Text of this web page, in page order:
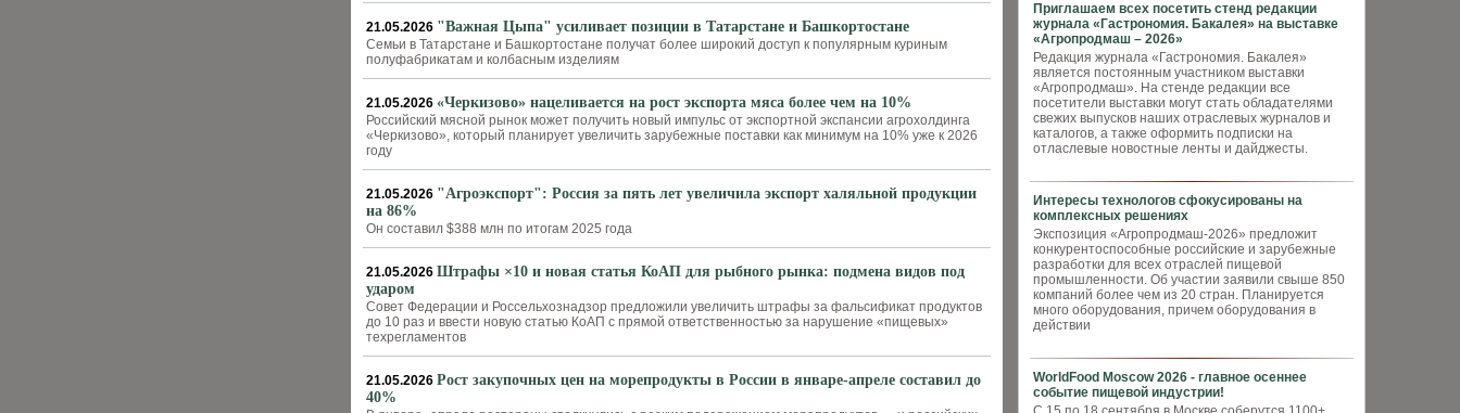
Приглашаем всех посетить стенд редакции
журнала «Гастрономия. Бакалея» на выставке
«Агропродмаш – 2026»
Редакция журнала «Гастрономия. Бакалея»
является постоянным участником выставки
«Агропродмаш». На стенде редакции все
посетители выставки могут стать обладателями
свежих выпусков наших отраслевых журналов и
каталогов, а также оформить подписки на
отласлевые новостные ленты и дайджесты.
Интересы технологов сфокусированы на
комплексных решениях
Экспозиция «Агропродмаш-2026» предложит
конкурентоспособные российские и зарубежные
разработки для всех отраслей пищевой
промышленности. Об участии заявили свыше 850
компаний более чем из 20 стран. Планируется
много оборудования, причем оборудования в
действии
WorldFood Moscow 2026 - главное осеннее
событие пищевой индустрии!
21.05.2026 "Важная Цыпа" усиливает позиции в Татарстане и Башкортостане
Семьи в Татарстане и Башкортостане получат более широкий доступ к популярным куриным
полуфабрикатам и колбасным изделиям
21.05.2026 «Черкизово» нацеливается на рост экспорта мяса более чем на 10%
Российский мясной рынок может получить новый импульс от экспортной экспансии агрохолдинга
«Черкизово», который планирует увеличить зарубежные поставки как минимум на 10% уже к 2026
году
21.05.2026 "Агроэкспорт": Россия за пять лет увеличила экспорт халяльной продукции
на 86%
Он составил $388 млн по итогам 2025 года
21.05.2026 Штрафы ×10 и новая статья КоАП для рыбного рынка: подмена видов под
ударом
Совет Федерации и Россельхознадзор предложили увеличить штрафы за фальсификат продуктов
до 10 раз и ввести новую статью КоАП с прямой ответственностью за нарушение «пищевых»
техрегламентов
21.05.2026 Рост закупочных цен на морепродукты в России в январе-апреле составил до
40%